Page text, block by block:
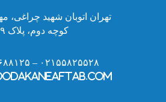
تهران اتوبان شهید چراغی،
کوچه دوم، پلاک ۲۹